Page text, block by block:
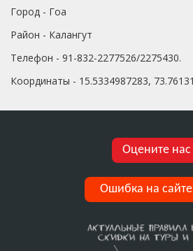
Город - Гоа
Район - Калангут
Телефон - 91-832-2277526/2275430.
Координаты - 15.5334987283,
Оцените нас
Ошибка на